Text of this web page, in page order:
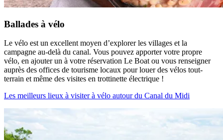
Ballades à vélo
Le vélo est un excellent moyen d’explorer les villages et la
campagne au‑delà du canal. Vous pouvez apporter votre propre
vélo, en ajouter un à votre réservation Le Boat ou vous renseigner
auprès des offices de tourisme locaux pour louer des vélos tout-
terrain et même des visites en trottinette électrique !
Les meilleurs lieux à visiter à vélo autour du Canal du Midi